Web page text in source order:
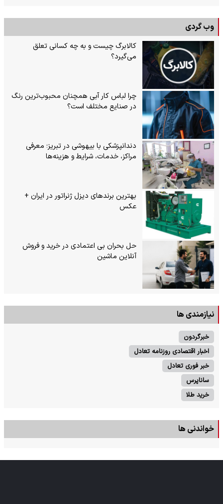
وب گردی
کالابرگ چیست و به چه کسانی تعلق
می‌گیرد؟
چرا لباس کار آبی همچنان محبوب‌ترین رنگ
در صنایع مختلف است؟
دندانپزشکی با بیهوشی در تبریز؛ معرفی
مراکز، خدمات، شرایط و هزینه‌ها
بهترین برندهای دیزل ژنراتور در ایران +
عکس
حل بحران بی‌ اعتمادی در خرید و فروش
آنلاین ماشین
نیازمندی ها
خبرگردون
اخبار اقتصادی روزنامه تعادل
خبر فوری تعادل
ساناپرس
خرید طلا
خواندنی ها